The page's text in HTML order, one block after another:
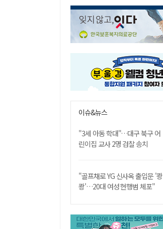
이슈&뉴스
"3세 아동 학대"…대구 북구 어
린이집 교사 2명 검찰 송치
"골프채로 YG 신사옥 출입문 '쾅
쾅'…20대 여성 현행범 체포"